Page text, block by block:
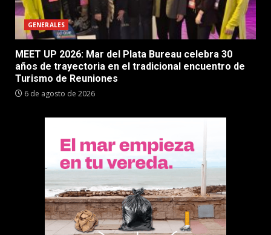
GENERALES
MEET UP 2026: Mar del Plata Bureau celebra 30
años de trayectoria en el tradicional encuentro de
Turismo de Reuniones
6 de agosto de 2026